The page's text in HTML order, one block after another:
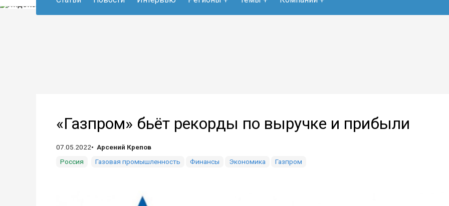
«Газпром» бьёт рекорды по выручке и прибыли
07.05.2022
Арсений Крепов
Россия
Газовая промышленность Финансы Экономика Газпром